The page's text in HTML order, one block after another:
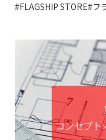
#FLAGSHIP STORE#フ